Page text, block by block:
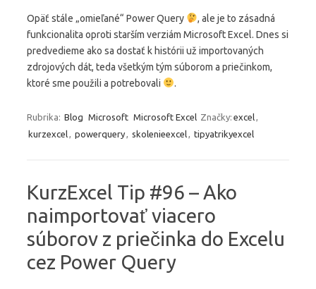
Opäť stále „omieľané“ Power Query
, ale je to zásadná
funkcionalita oproti starším verziám Microsoft Excel. Dnes si
predvedieme ako sa dostať k histórii už importovaných
zdrojových dát, teda všetkým tým súborom a priečinkom,
ktoré sme použili a potrebovali
.
Rubrika: Blog Microsoft Microsoft Excel Značky: excel,
kurzexcel, powerquery, skolenieexcel, tipyatrikyexcel
KurzExcel Tip #96 – Ako
naimportovať viacero
súborov z priečinka do Excelu
cez Power Query